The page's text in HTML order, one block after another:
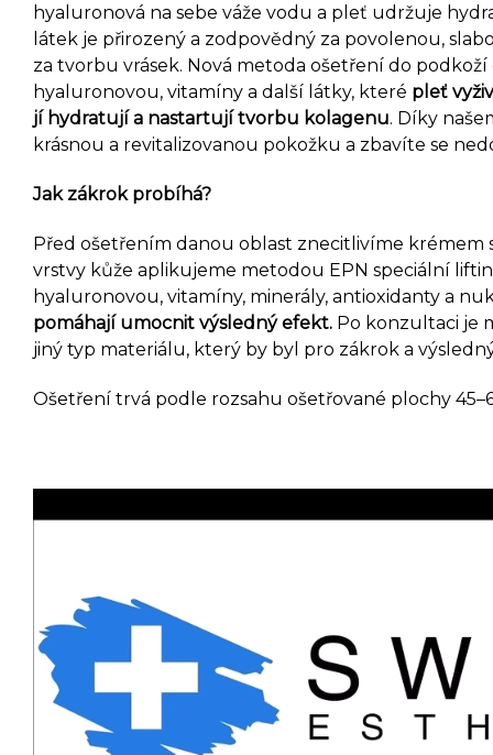
hyaluronová na sebe váže vodu a pleť udržuje
látek je přirozený a zodpovědný za povolenou,
za tvorbu vrásek. Nová metoda ošetření do
hyaluronovou, vitamíny a další látky, které pleť
jí hydratují a nastartují tvorbu kolagenu. Díky
krásnou a revitalizovanou pokožku a zbavíte se
Jak zákrok probíhá?
Před ošetřením danou oblast znecitlivíme krémem
vrstvy kůže aplikujeme metodou EPN speciální
hyaluronovou, vitamíny, minerály, antioxidanty a
pomáhají umocnit výsledný efekt. Po konzultaci je
jiný typ materiálu, který by byl pro zákrok a
Ošetření trvá podle rozsahu ošetřované plochy